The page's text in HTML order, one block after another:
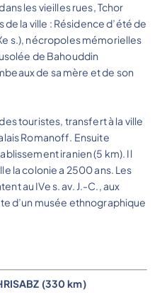
les vieilles rues, Tchor
de la ville : Résidence d’été de
s.), nécropoles mémorielles
de Bahouddin
de sa mère et de son
touristes, transfert à la ville
Romanoff. Ensuite
iranien (5 km). Il
la colonie a 2500 ans. Les
au IVe s. av. J.-C., aux
d’un musée ethnographique
(330 km)